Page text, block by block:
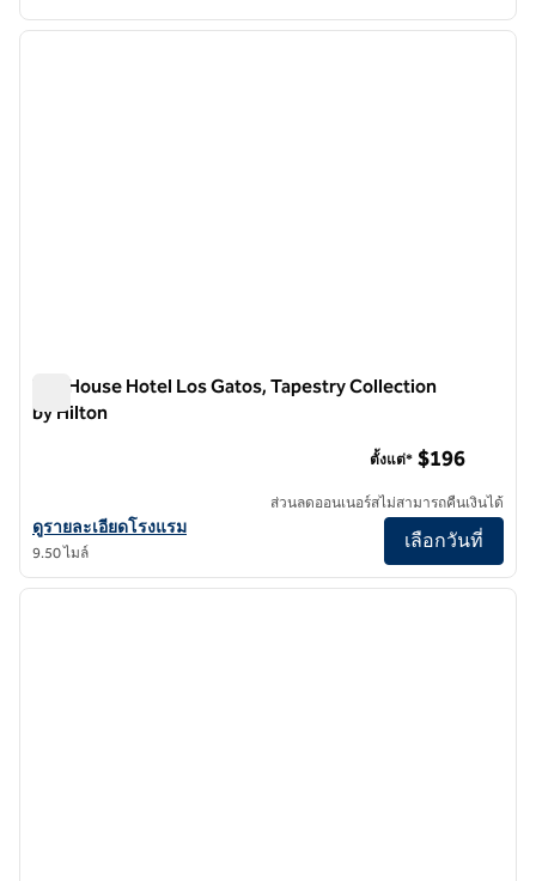
1 จาก 12
ภาพถั
Toll House Hotel Los Gatos, Tapestry Collection
by Hilton
ดูรายละเอียดโรงแรมสําหรับ Toll House Hotel Los Gatos, Tapestry
ดูรายละเอียดโรงแรม
9.50 ไมล์
ตั้งแต่* $196
ส่วนลดออนเนอร์สไม่สามารถคืนเงินได้
เลือกวันที่
1/12
1 จาก 12
ภาพถั